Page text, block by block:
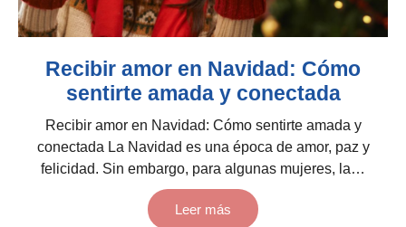
Recibir amor en Navidad: Cómo
sentirte amada y conectada
Recibir amor en Navidad: Cómo sentirte amada y
conectada La Navidad es una época de amor, paz y
felicidad. Sin embargo, para algunas mujeres, la…
Leer más